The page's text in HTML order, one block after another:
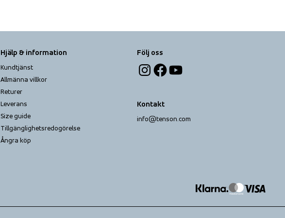
Hjälp & information
Kundtjänst
Allmänna villkor
Returer
Leverans
Size guide
Tillgänglighets­redogörelse
Ångra köp
Följ oss
Kontakt
info@tenson.com